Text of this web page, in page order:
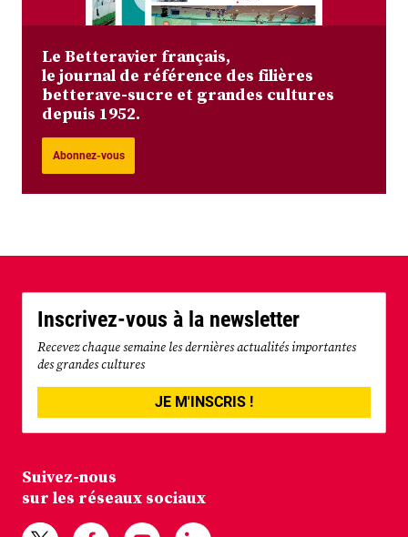
Le Betteravier français,
le journal de référence des filières
betterave-sucre et grandes cultures
depuis 1952.
Abonnez-vous
Inscrivez-vous à la newsletter
Recevez chaque semaine les dernières actualités importantes
des grandes cultures
JE M'INSCRIS !
Suivez-nous
sur les réseaux sociaux